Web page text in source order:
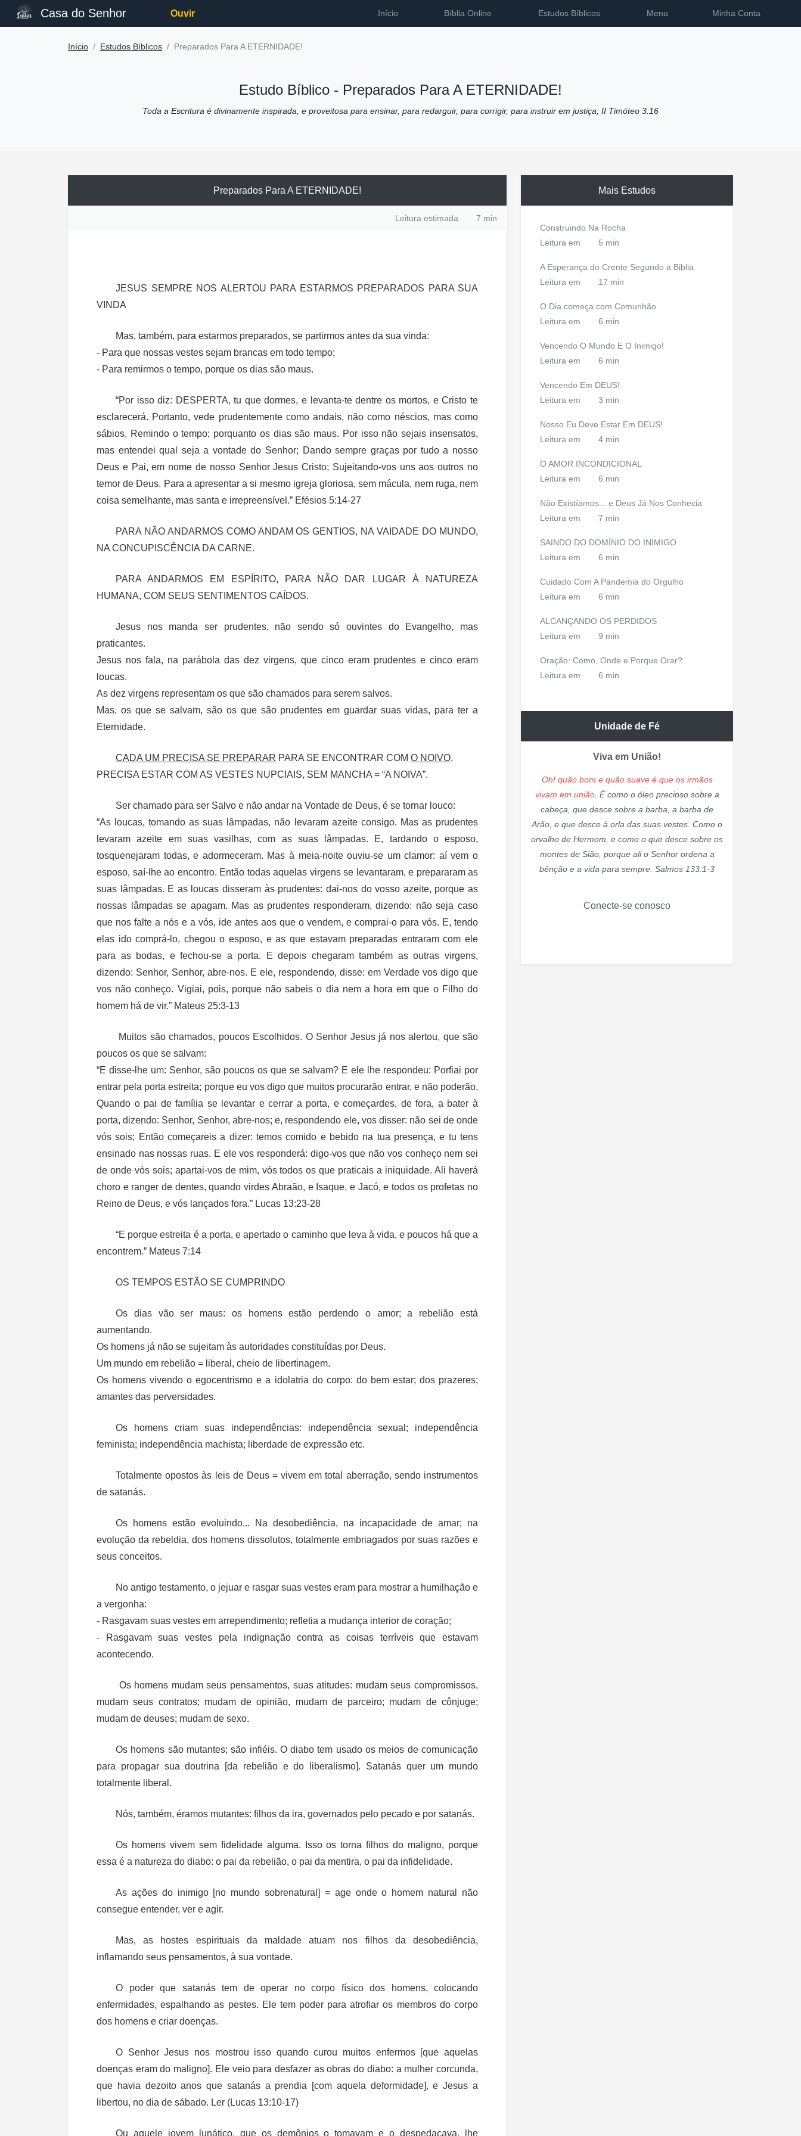
Casa do Senhor Ouvir Início Bíblia Online Estudos Bíblicos Menu Minha Conta
Início Estudos Bíblicos Preparados Para A ETERNIDADE!
Estudo Bíblico - Preparados Para A ETERNIDADE!
Toda a Escritura é divinamente inspirada, e proveitosa para ensinar, para redarguir, para corrigir, para instruir em justiça; II Timóteo 3:16
Preparados Para A ETERNIDADE!
Leitura estimada 7 min
JESUS SEMPRE NOS ALERTOU PARA ESTARMOS PREPARADOS PARA SUA
VINDA
Mas, também, para estarmos preparados, se partirmos antes da sua vinda:
- Para que nossas vestes sejam brancas em todo tempo;
- Para remirmos o tempo, porque os dias são maus.
“Por isso diz: DESPERTA, tu que dormes, e levanta-te dentre os mortos, e Cristo te
esclarecerá. Portanto, vede prudentemente como andais, não como néscios, mas como
sábios, Remindo o tempo; porquanto os dias são maus. Por isso não sejais insensatos,
mas entendei qual seja a vontade do Senhor; Dando sempre graças por tudo a nosso
Deus e Pai, em nome de nosso Senhor Jesus Cristo; Sujeitando-vos uns aos outros no
temor de Deus. Para a apresentar a si mesmo igreja gloriosa, sem mácula, nem ruga, nem
coisa semelhante, mas santa e irrepreensível.” Efésios 5:14-27
PARA NÃO ANDARMOS COMO ANDAM OS GENTIOS, NA VAIDADE DO MUNDO,
NA CONCUPISCÊNCIA DA CARNE.
PARA ANDARMOS EM ESPÍRITO, PARA NÃO DAR LUGAR À NATUREZA
HUMANA, COM SEUS SENTIMENTOS CAÍDOS.
Jesus nos manda ser prudentes, não sendo só ouvintes do Evangelho, mas
praticantes.
Jesus nos fala, na parábola das dez virgens, que cinco eram prudentes e cinco eram
loucas.
As dez virgens representam os que são chamados para serem salvos.
Mas, os que se salvam, são os que são prudentes em guardar suas vidas, para ter a
Eternidade.
CADA UM PRECISA SE PREPARAR PARA SE ENCONTRAR COM O NOIVO.
PRECISA ESTAR COM AS VESTES NUPCIAIS, SEM MANCHA = “A NOIVA”.
Ser chamado para ser Salvo e não andar na Vontade de Deus, é se tornar louco:
“As loucas, tomando as suas lâmpadas, não levaram azeite consigo. Mas as prudentes
levaram azeite em suas vasilhas, com as suas lâmpadas. E, tardando o esposo,
tosquenejaram todas, e adormeceram. Mas à meia-noite ouviu-se um clamor: aí vem o
esposo, saí-lhe ao encontro. Então todas aquelas virgens se levantaram, e prepararam as
suas lâmpadas. E as loucas disseram às prudentes: dai-nos do vosso azeite, porque as
nossas lâmpadas se apagam. Mas as prudentes responderam, dizendo: não seja caso
que nos falte a nós e a vós, ide antes aos que o vendem, e comprai-o para vós. E, tendo
elas ido comprá-lo, chegou o esposo, e as que estavam preparadas entraram com ele
para as bodas, e fechou-se a porta. E depois chegaram também as outras virgens,
dizendo: Senhor, Senhor, abre-nos. E ele, respondendo, disse: em Verdade vos digo que
vos não conheço. Vigiai, pois, porque não sabeis o dia nem a hora em que o Filho do
homem há de vir.” Mateus 25:3-13
Muitos são chamados, poucos Escolhidos. O Senhor Jesus já nos alertou, que são
poucos os que se salvam:
“E disse-lhe um: Senhor, são poucos os que se salvam? E ele lhe respondeu: Porfiai por
entrar pela porta estreita; porque eu vos digo que muitos procurarão entrar, e não poderão.
Quando o pai de família se levantar e cerrar a porta, e começardes, de fora, a bater à
porta, dizendo: Senhor, Senhor, abre-nos; e, respondendo ele, vos disser: não sei de onde
vós sois; Então começareis a dizer: temos comido e bebido na tua presença, e tu tens
ensinado nas nossas ruas. E ele vos responderá: digo-vos que não vos conheço nem sei
de onde vós sois; apartai-vos de mim, vós todos os que praticais a iniquidade. Ali haverá
choro e ranger de dentes, quando virdes Abraão, e Isaque, e Jacó, e todos os profetas no
Reino de Deus, e vós lançados fora.” Lucas 13:23-28
“E porque estreita é a porta, e apertado o caminho que leva à vida, e poucos há que a
encontrem.” Mateus 7:14
OS TEMPOS ESTÃO SE CUMPRINDO
Os dias vão ser maus: os homens estão perdendo o amor; a rebelião está
aumentando.
Os homens já não se sujeitam às autoridades constituídas por Deus.
Um mundo em rebelião = liberal, cheio de libertinagem.
Os homens vivendo o egocentrismo e a idolatria do corpo: do bem estar; dos prazeres;
amantes das perversidades.
Os homens criam suas independências: independência sexual; independência
feminista; independência machista; liberdade de expressão etc.
Totalmente opostos às leis de Deus = vivem em total aberração, sendo instrumentos
de satanás.
Os homens estão evoluindo... Na desobediência, na incapacidade de amar; na
evolução da rebeldia, dos homens dissolutos, totalmente embriagados por suas razões e
seus conceitos.
No antigo testamento, o jejuar e rasgar suas vestes eram para mostrar a humilhação e
a vergonha:
- Rasgavam suas vestes em arrependimento; refletia a mudança interior de coração;
- Rasgavam suas vestes pela indignação contra as coisas terríveis que estavam
acontecendo.
Os homens mudam seus pensamentos, suas atitudes: mudam seus compromissos,
mudam seus contratos; mudam de opinião, mudam de parceiro; mudam de cônjuge;
mudam de deuses; mudam de sexo.
Os homens são mutantes; são infiéis. O diabo tem usado os meios de comunicação
para propagar sua doutrina [da rebelião e do liberalismo]. Satanás quer um mundo
totalmente liberal.
Nós, também, éramos mutantes: filhos da ira, governados pelo pecado e por satanás.
Os homens vivem sem fidelidade alguma. Isso os torna filhos do maligno, porque
essa é a natureza do diabo: o pai da rebelião, o pai da mentira, o pai da infidelidade.
As ações do inimigo [no mundo sobrenatural] = age onde o homem natural não
consegue entender, ver e agir.
Mas, as hostes espirituais da maldade atuam nos filhos da desobediência,
inflamando seus pensamentos, à sua vontade.
O poder que satanás tem de operar no corpo físico dos homens, colocando
enfermidades, espalhando as pestes. Ele tem poder para atrofiar os membros do corpo
dos homens e criar doenças.
O Senhor Jesus nos mostrou isso quando curou muitos enfermos [que aquelas
doenças eram do maligno]. Ele veio para desfazer as obras do diabo: a mulher corcunda,
que havia dezoito anos que satanás a prendia [com aquela deformidade], e Jesus a
libertou, no dia de sábado. Ler (Lucas 13:10-17)
Ou aquele jovem lunático, que os demônios o tomavam e o despedaçava, lhe
Mais Estudos
Construindo Na Rocha
Leitura em
5 min
A Esperança do Crente Segundo a Biblia
Leitura em
17 min
O Dia começa com Comunhão
Leitura em
6 min
Vencendo O Mundo E O Inimigo!
Leitura em
6 min
Vencendo Em DEUS!
Leitura em
3 min
Nosso Eu Deve Estar Em DEUS!
Leitura em
4 min
O AMOR INCONDICIONAL
Leitura em
6 min
Não Existíamos... e Deus Já Nos Conhecia
Leitura em
7 min
SAINDO DO DOMÍNIO DO INIMIGO
Leitura em
6 min
Cuidado Com A Pandemia do Orgulho
Leitura em
6 min
ALCANÇANDO OS PERDIDOS
Leitura em
9 min
Oração: Como, Onde e Porque Orar?
Leitura em
6 min
Unidade de Fé
Viva em União!
Oh! quão bom e quão suave é que os irmãos
vivam em união. É como o óleo precioso sobre a
cabeça, que desce sobre a barba, a barba de
Arão, e que desce à orla das suas vestes. Como o
orvalho de Hermom, e como o que desce sobre os
montes de Sião, porque ali o Senhor ordena a
bênção e a vida para sempre. Salmos 133:1-3
Conecte-se conosco